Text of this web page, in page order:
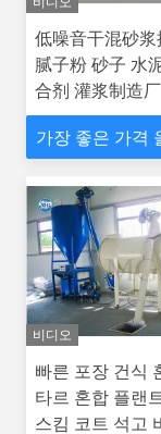
低噪音干混砂浆
腻子粉 砂子 水
合剂 灌浆制造
가장 좋은 가격
비디오
빠른 포장 건식
타르 혼합 플랜
스킴 코트 석고